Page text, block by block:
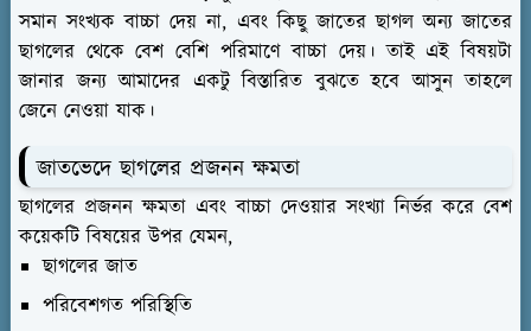
সমান সংখ্যক বাচ্চা দেয় না, এবং কিছু জাতের ছাগল অন্য জাতের
ছাগলের থেকে বেশ বেশি পরিমাণে বাচ্চা দেয়। তাই এই বিষয়টা
জানার জন্য আমাদের একটু বিস্তারিত বুঝতে হবে আসুন তাহলে
জেনে নেওয়া যাক।
জাতভেদে ছাগলের প্রজনন ক্ষমতা
ছাগলের প্রজনন ক্ষমতা এবং বাচ্চা দেওয়ার সংখ্যা নির্ভর করে বেশ
কয়েকটি বিষয়ের উপর যেমন,
ছাগলের জাত
পরিবেশগত পরিস্থিতি